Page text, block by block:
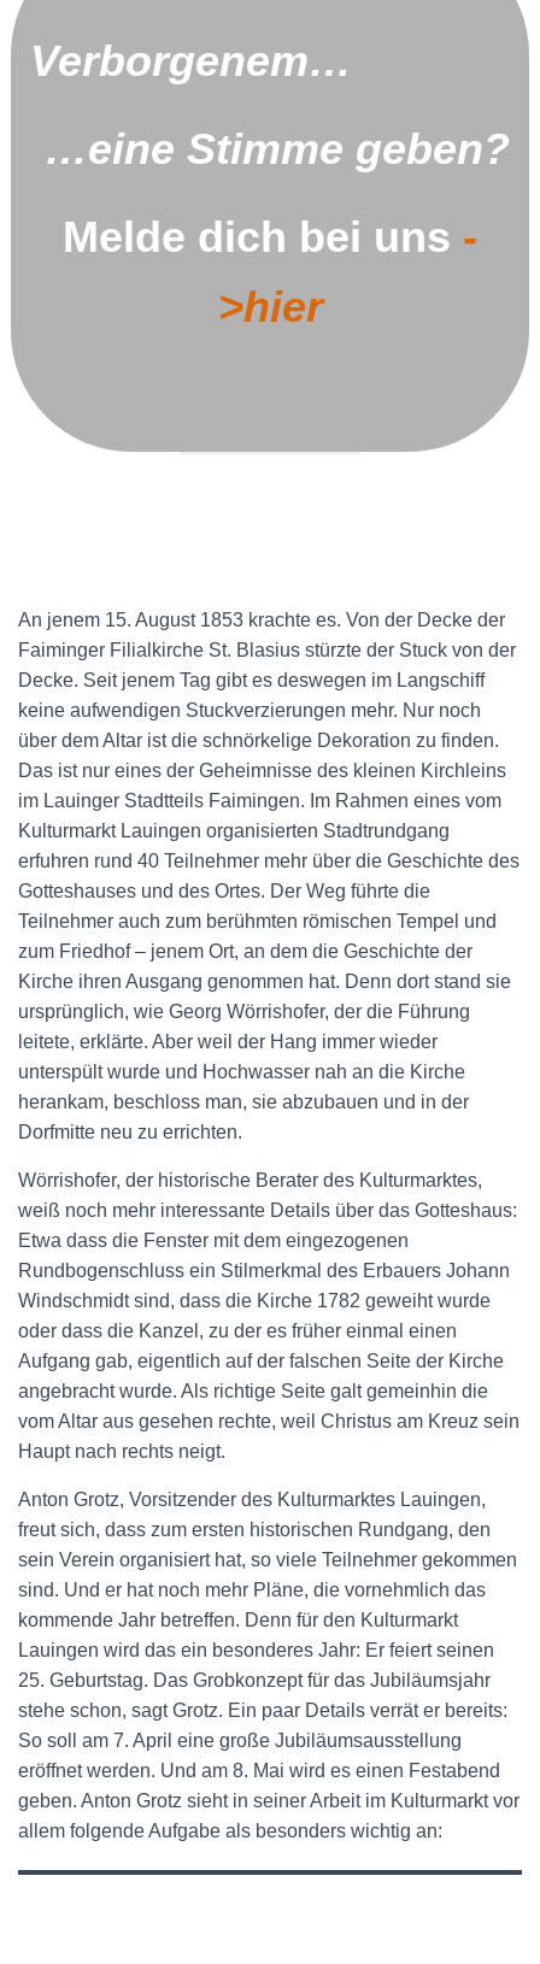
Verborgenem…
…eine Stimme geben?
Melde dich bei uns -
>hier
An jenem 15. August 1853 krachte es. Von der Decke der
Faiminger Filialkirche St. Blasius stürzte der Stuck von der
Decke. Seit jenem Tag gibt es deswegen im Langschiff
keine aufwendigen Stuckverzierungen mehr. Nur noch
über dem Altar ist die schnörkelige Dekoration zu finden.
Das ist nur eines der Geheimnisse des kleinen Kirchleins
im Lauinger Stadtteils Faimingen. Im Rahmen eines vom
Kulturmarkt Lauingen organisierten Stadtrundgang
erfuhren rund 40 Teilnehmer mehr über die Geschichte des
Gotteshauses und des Ortes. Der Weg führte die
Teilnehmer auch zum berühmten römischen Tempel und
zum Friedhof – jenem Ort, an dem die Geschichte der
Kirche ihren Ausgang genommen hat. Denn dort stand sie
ursprünglich, wie Georg Wörrishofer, der die Führung
leitete, erklärte. Aber weil der Hang immer wieder
unterspült wurde und Hochwasser nah an die Kirche
herankam, beschloss man, sie abzubauen und in der
Dorfmitte neu zu errichten.
Wörrishofer, der historische Berater des Kulturmarktes,
weiß noch mehr interessante Details über das Gotteshaus:
Etwa dass die Fenster mit dem eingezogenen
Rundbogenschluss ein Stilmerkmal des Erbauers Johann
Windschmidt sind, dass die Kirche 1782 geweiht wurde
oder dass die Kanzel, zu der es früher einmal einen
Aufgang gab, eigentlich auf der falschen Seite der Kirche
angebracht wurde. Als richtige Seite galt gemeinhin die
vom Altar aus gesehen rechte, weil Christus am Kreuz sein
Haupt nach rechts neigt.
Anton Grotz, Vorsitzender des Kulturmarktes Lauingen,
freut sich, dass zum ersten historischen Rundgang, den
sein Verein organisiert hat, so viele Teilnehmer gekommen
sind. Und er hat noch mehr Pläne, die vornehmlich das
kommende Jahr betreffen. Denn für den Kulturmarkt
Lauingen wird das ein besonderes Jahr: Er feiert seinen
25. Geburtstag. Das Grobkonzept für das Jubiläumsjahr
stehe schon, sagt Grotz. Ein paar Details verrät er bereits:
So soll am 7. April eine große Jubiläumsausstellung
eröffnet werden. Und am 8. Mai wird es einen Festabend
geben. Anton Grotz sieht in seiner Arbeit im Kulturmarkt vor
allem folgende Aufgabe als besonders wichtig an: